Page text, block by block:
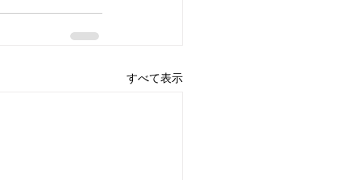
すべて表示